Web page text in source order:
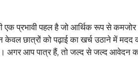
एक प्रभावी पहल है जो आर्थिक रूप से
केवल छात्रों को पढ़ाई का खर्च उठाने में मदद
अगर आप पात्र हैं, तो जल्द से जल्द आवेदन